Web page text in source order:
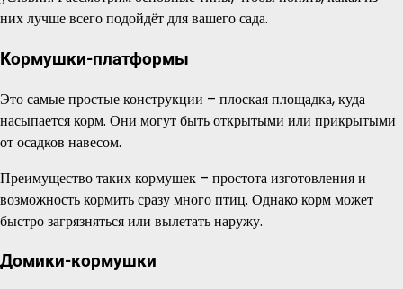
них лучше всего подойдёт для вашего сада.
Кормушки-платформы
Это самые простые конструкции – плоская площадка, куда
насыпается корм. Они могут быть открытыми или прикрытыми
от осадков навесом.
Преимущество таких кормушек – простота изготовления и
возможность кормить сразу много птиц. Однако корм может
быстро загрязняться или вылетать наружу.
Домики-кормушки